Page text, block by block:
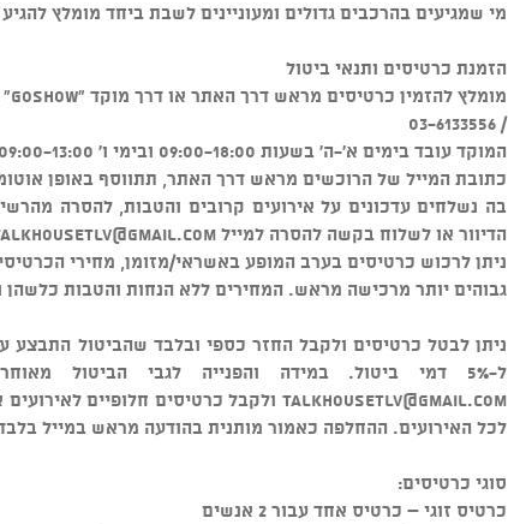
מי שמגיעים בהרכבים גדולים ומעוניינים לשבת ביחד מומלץ
הזמנת כרטיסים ותנאי ביטול
מומלץ להזמין כרטיסים מראש דרך האתר או דרך מוקד "GOSHOW" בטלפון 6119*
/ 03-6133556
המוקד עובד בימים א'-ה' בשעות 09:00-18:00 ובימי ו' 09:00-13:00.
כתובת המייל של הרוכשים מראש דרך האתר, תתווסף באופן
בה נשלחים עדכונים על אירועים קרובים והטבות, להסרה
הדיוור או לשלוח בקשה להסרה למייל
ניתן לרכוש כרטיסים בערב המופע באשראי/מזומן, מחירי
גבוהים יותר מרכישה מראש. המחירים ללא הנחות והטבות כלשהן
ל-5% דמי ביטול. במידה והפנייה לגבי הביטול מאוחר יותר יש לפנות במייל בלבד
talkhousetlv@gmail.com ולקבל כרטיסים חלופיים
לכל האירועים. ההחלפה כאמור מותנית בהודעה מראש במייל
סוגי כרטיסים:
כרטיס זוגי – כרטיס אחד עבור 2 אנשים